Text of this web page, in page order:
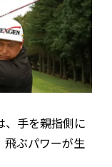
、手を親指側に
飛ぶパワーが生